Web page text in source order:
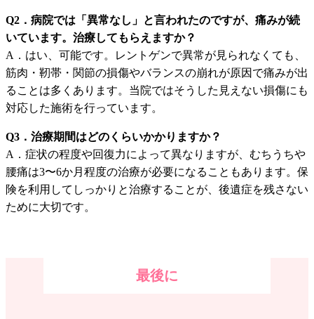
Q2．病院では「異常なし」と言われたのですが、痛みが続
いています。治療してもらえますか？
A．はい、可能です。レントゲンで異常が見られなくても、
筋肉・靭帯・関節の損傷やバランスの崩れが原因で痛みが出
ることは多くあります。当院ではそうした見えない損傷にも
対応した施術を行っています。
Q3．治療期間はどのくらいかかりますか？
A．症状の程度や回復力によって異なりますが、むちうちや
腰痛は3〜6か月程度の治療が必要になることもあります。保
険を利用してしっかりと治療することが、後遺症を残さない
ために大切です。
最後に